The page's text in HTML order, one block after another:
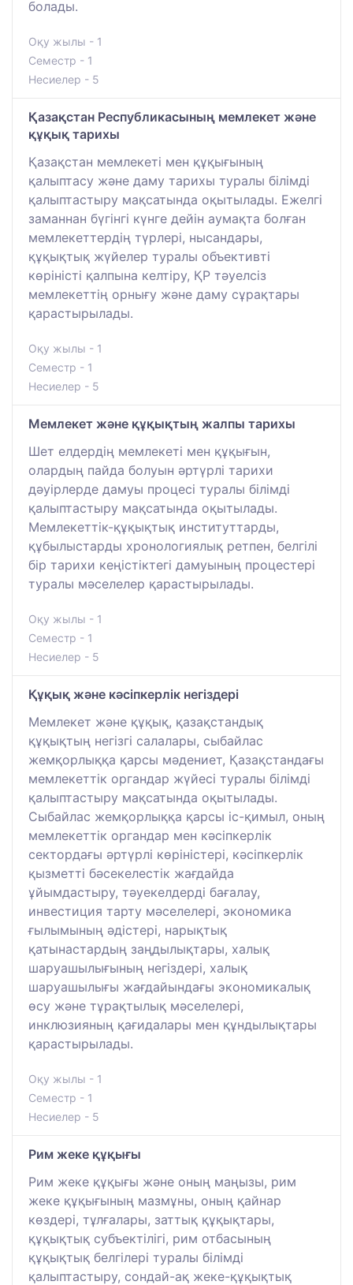
болады.
Оқу жылы - 1
Семестр - 1
Несиелер - 5
Қазақстан Республикасының мемлекет және
құқық тарихы
Қазақстан мемлекеті мен құқығының
қалыптасу және даму тарихы туралы білімді
қалыптастыру мақсатында оқытылады. Ежелгі
заманнан бүгінгі күнге дейін аумақта болған
мемлекеттердің түрлері, нысандары,
құқықтық жүйелер туралы объективті
көріністі қалпына келтіру, ҚР тәуелсіз
мемлекеттің орнығу және даму сұрақтары
қарастырылады.
Оқу жылы - 1
Семестр - 1
Несиелер - 5
Мемлекет және құқықтың жалпы тарихы
Шет елдердің мемлекеті мен құқығын,
олардың пайда болуын әртүрлі тарихи
дәуірлерде дамуы процесі туралы білімді
қалыптастыру мақсатында оқытылады.
Мемлекеттік-құқықтық институттарды,
құбылыстарды хронологиялық ретпен, белгілі
бір тарихи кеңістіктегі дамуының процестері
туралы мәселелер қарастырылады.
Оқу жылы - 1
Семестр - 1
Несиелер - 5
Құқық және кәсіпкерлік негіздері
Мемлекет және құқық, қазақстандық
құқықтың негізгі салалары, сыбайлас
жемқорлыққа қарсы мәдениет, Қазақстандағы
мемлекеттік органдар жүйесі туралы білімді
қалыптастыру мақсатында оқытылады.
Сыбайлас жемқорлыққа қарсы іс-қимыл, оның
мемлекеттік органдар мен кәсіпкерлік
сектордағы әртүрлі көріністері, кәсіпкерлік
қызметті бәсекелестік жағдайда
ұйымдастыру, тәуекелдерді бағалау,
инвестиция тарту мәселелері, экономика
ғылымының әдістері, нарықтық
қатынастардың заңдылықтары, халық
шаруашылығының негіздері, халық
шаруашылығы жағдайындағы экономикалық
өсу және тұрақтылық мәселелері,
инклюзияның қағидалары мен құндылықтары
қарастырылады.
Оқу жылы - 1
Семестр - 1
Несиелер - 5
Рим жеке құқығы
Рим жеке құқығы және оның маңызы, рим
жеке құқығының мазмұны, оның қайнар
көздері, тұлғалары, заттық құқықтары,
құқықтық субъектілігі, рим отбасының
құқықтық белгілері туралы білімді
қалыптастыру, сондай-ақ жеке-құқықтық